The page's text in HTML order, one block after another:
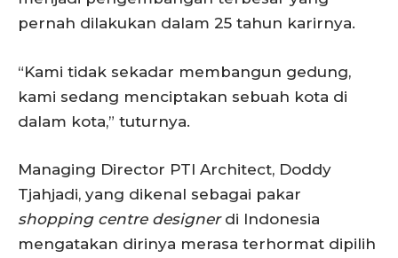
pernah dilakukan dalam 25 tahun karirnya.
“Kami tidak sekadar membangun gedung,
kami sedang menciptakan sebuah kota di
dalam kota,” tuturnya.
Managing Director PTI Architect, Doddy
Tjahjadi, yang dikenal sebagai pakar
shopping centre designerdi Indonesia
mengatakan dirinya merasa terhormat dipilih